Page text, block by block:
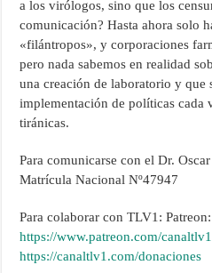
a los virólogos, sino que los
comunicación? Hasta ahora solo
«filántropos», y corporaciones
pero nada sabemos en realidad
una creación de laboratorio y que
implementación de políticas cada
tiránicas.
Para comunicarse con el Dr.
Matrícula Nacional Nº47947
Para colaborar con TLV1: Patreon:
https://www.patreon.com/canaltlv1
https://canaltlv1.com/donaciones